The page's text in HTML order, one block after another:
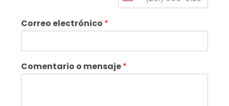
Correo electrónico *
Comentario o mensaje*